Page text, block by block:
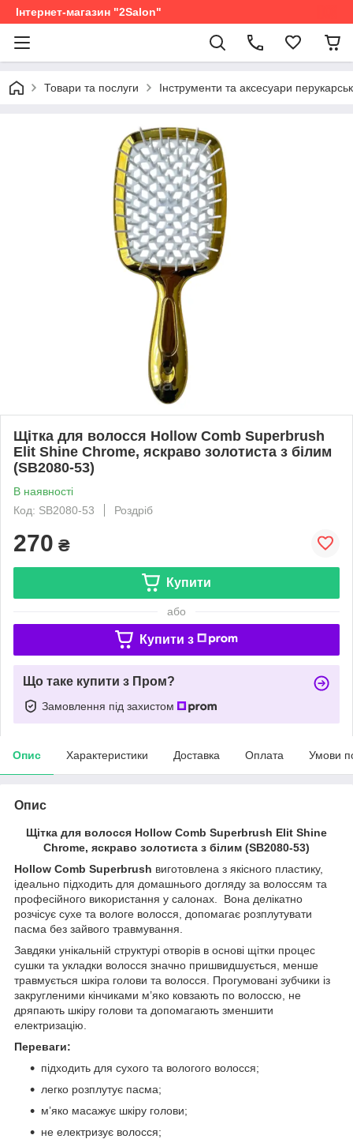
Інтернет-магазин "2Salon"
Товари та послуги Інструменти та аксесуари
Щітка для волосся Hollow Comb Superbrush
Elit Shine Chrome, яскраво золотиста з білим
(SB2080-53)
В наявності
Код: SB2080-53
Роздріб
270 ₴
Купити
або
Купити з
Що таке купити з Пром?
Замовлення під захистом
Опис Характеристики Доставка Оплата Умови
Опис
Щітка для волосся Hollow Comb Superbrush Elit Shine
Chrome, яскраво золотиста з білим (SB2080-53)
Hollow Comb Superbrush виготовлена з якісного пластику,
ідеально підходить для домашнього догляду за волоссям та
професійного використання у салонах. Вона делікатно
розчісує сухе та вологе волосся, допомагає розплутувати
пасма без зайвого травмування.
Завдяки унікальній структурі отворів в основі щітки процес
сушки та укладки волосся значно пришвидшується, менше
травмується шкіра голови та волосся. Прогумовані зубчики із
закругленими кінчиками м’яко ковзають по волоссю, не
дряпають шкіру голови та допомагають зменшити
електризацію.
Переваги:
підходить для сухого та вологого волосся;
легко розплутує пасма;
м’яко масажує шкіру голови;
не електризує волосся;